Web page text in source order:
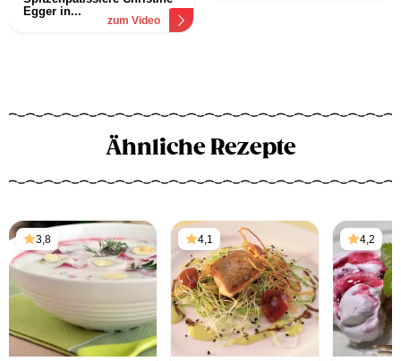
Egger in...
zum Video
Ähnliche Rezepte
3,8 4,1 4,2